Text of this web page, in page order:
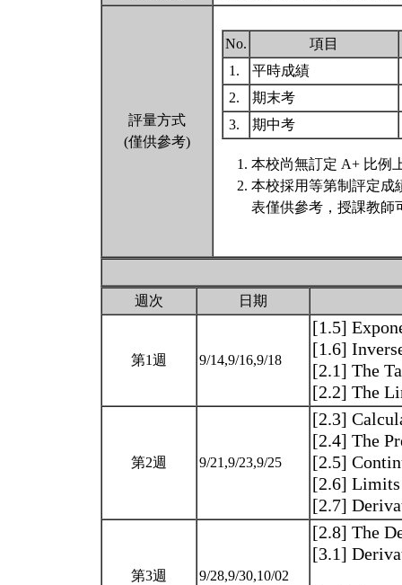
評量方式
(僅供參考)
No. 項目
1.
平時成績
2.
期末考
3.
期中考
本校尚無訂定 A+ 比例
本校採用等第制評定成
表僅供參考，授課教師
週次 日期
第1週 9/14,9/16,9/18
[1.5]
[1.6]
[2.1] The
[2.2] The
第2週 9/21,9/23,9/25
[2.3]
[2.4] The
[2.5]
[2.6]
[2.7]
第3週 9/28,9/30,10/02
[2.8] The
[3.1]